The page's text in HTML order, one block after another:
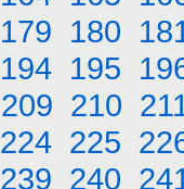
179 180
194 195
209 210
224 225
239 240